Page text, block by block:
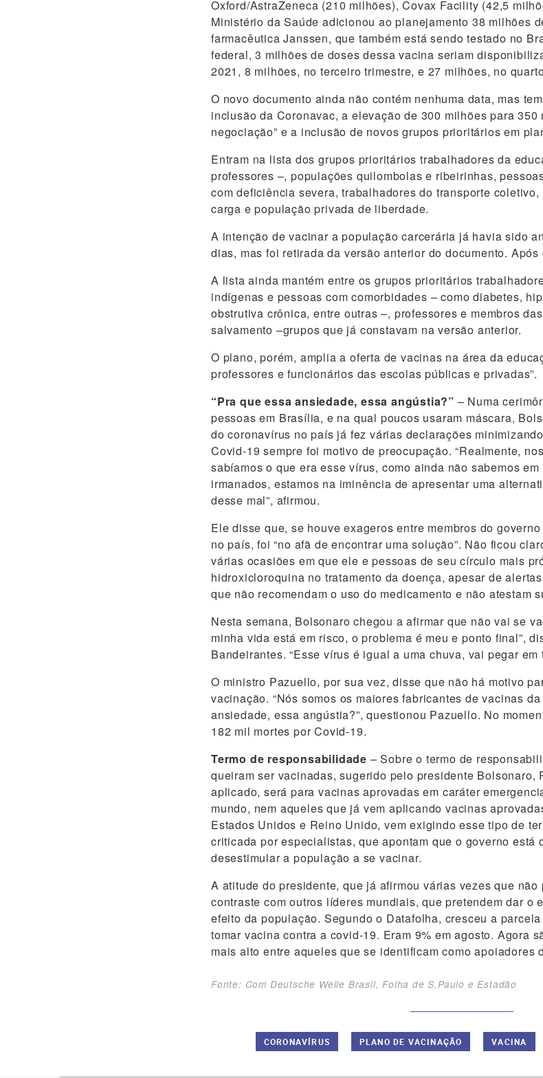
Oxford/AstraZeneca (210 milhões), Covax Facility (42,5
Ministério da Saúde adicionou ao planejamento 38 milhões
farmacêutica Janssen, que também está sendo testado no
federal, 3 milhões de doses dessa vacina seriam
2021, 8 milhões, no terceiro trimestre, e 27 milhões, no
O novo documento ainda não contém nenhuma data, mas
inclusão da Coronavac, a elevação de 300 milhões para 350
negociação” e a inclusão de novos grupos prioritários em
Entram na lista dos grupos prioritários trabalhadores da
professores –, populações quilombolas e ribeirinhas,
com deficiência severa, trabalhadores do transporte
carga e população privada de liberdade.
A intenção de vacinar a população carcerária já havia sido
dias, mas foi retirada da versão anterior do documento.
A lista ainda mantém entre os grupos prioritários
indígenas e pessoas com comorbidades – como diabetes,
obstrutiva crônica, entre outras –, professores e membros
salvamento –grupos que já constavam na versão anterior.
O plano, porém, amplia a oferta de vacinas na área da
professores e funcionários das escolas públicas e privadas”.
“Pra que essa ansiedade, essa angústia?” – Numa
pessoas em Brasília, e na qual poucos usaram máscara,
do coronavírus no país já fez várias declarações
Covid-19 sempre foi motivo de preocupação. “Realmente,
sabíamos o que era esse vírus, como ainda não sabemos
irmanados, estamos na iminência de apresentar uma
desse mal”, afirmou.
Ele disse que, se houve exageros entre membros do
no país, foi “no afã de encontrar uma solução”. Não ficou
várias ocasiões em que ele e pessoas de seu círculo mais
hidroxicloroquina no tratamento da doença, apesar de
que não recomendam o uso do medicamento e não atestam
Nesta semana, Bolsonaro chegou a afirmar que não vai se
minha vida está em risco, o problema é meu e ponto final”,
Bandeirantes. “Esse vírus é igual a uma chuva, vai pegar em
O ministro Pazuello, por sua vez, disse que não há motivo
vacinação. “Nós somos os maiores fabricantes de vacinas
ansiedade, essa angústia?”, questionou Pazuello. No
182 mil mortes por Covid-19.
Termo de responsabilidade – Sobre o termo de
queiram ser vacinadas, sugerido pelo presidente Bolsonaro,
aplicado, será para vacinas aprovadas em caráter
mundo, nem aqueles que já vem aplicando vacinas
Estados Unidos e Reino Unido, vem exigindo esse tipo de
criticada por especialistas, que apontam que o governo está
desestimular a população a se vacinar.
A atitude do presidente, que já afirmou várias vezes que não
contraste com outros líderes mundiais, que pretendem dar o
efeito da população. Segundo o Datafolha, cresceu a
tomar vacina contra a covid-19. Eram 9% em agosto. Agora
mais alto entre aqueles que se identificam como apoiadores
Fonte: Com Deutsche Welle Brasil, Folha de S.Paulo e Estadão
CORONAVÍRUS PLANO DE VACINAÇÃO VACINA